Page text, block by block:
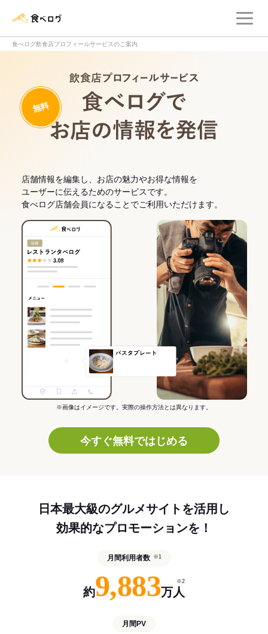
食べログ飲食店プロフィールサービスのご案内
無料
店舗情報を編集し、お店の魅力やお得な情報を
ユーザーに伝えるためのサービスです。
食べログ店舗会員になることでご利用いただけます。
※画像はイメージです。実際の操作方法とは異なります。
今すぐ無料ではじめる
日本最大級のグルメサイトを活用し
効果的なプロモーションを！
月間利用者数 ※1
約9,883万人
※2
月間PV